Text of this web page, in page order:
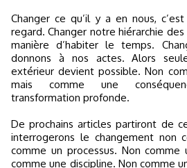
Changer ce qu’il y a en nous,
regard. Changer notre hiérarchie
manière d’habiter le temps.
donnons à nos actes. Alors
extérieur devient possible. Non
mais comme une
transformation profonde.
De prochains articles partiront de
interrogerons le changement non
comme un processus. Non comme
comme une discipline. Non comme